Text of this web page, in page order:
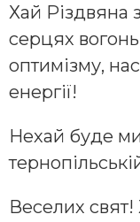
Хай Різдвяна
серцях вогонь
оптимізму,
енергії!
Нехай буде
Веселих